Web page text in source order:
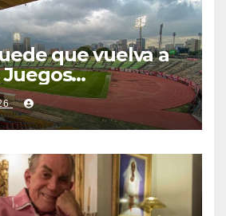
que vuelva a
y del
mas de 70 años